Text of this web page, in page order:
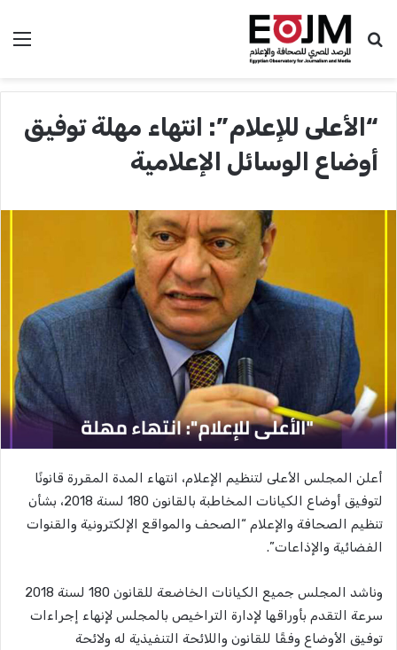
بحث عن
“الأعلى للإعلام”: انتهاء مهلة توفيق
أوضاع الوسائل الإعلامية
أعلن المجلس الأعلى لتنظيم الإعلام، انتهاء المدة المقررة قانونًا
لتوفيق أوضاع الكيانات المخاطبة بالقانون 180 لسنة 2018، بشأن
تنظيم الصحافة والإعلام “الصحف والمواقع الإلكترونية والقنوات
الفضائية والإذاعات”.
وناشد المجلس جميع الكيانات الخاضعة للقانون 180 لسنة 2018
سرعة التقدم بأوراقها لإدارة التراخيص بالمجلس لإنهاء إجراءات
توفيق الأوضاع وفقًا للقانون واللائحة التنفيذية له ولائحة